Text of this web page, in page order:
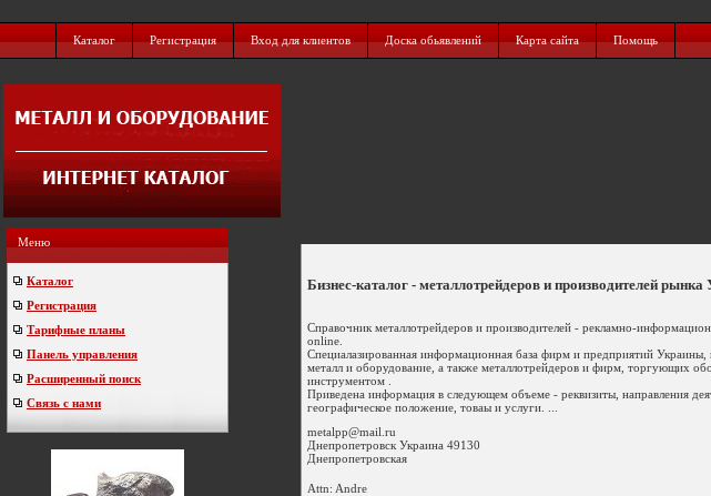
Каталог Регистрация Вход для клиентов Доска обьявлений Карта сайта Помощь
Меню
Каталог
Регистрация
Тарифные планы
Панель управления
Расширенный поиск
Связь с нами
Бизнес-каталог - металлотрейдеров и производителей
Справочник металлотрейдеров и производителей - рекламно-
online.
Специалазированная информационная база фирм и предприятий Украины,
металл и оборудование, а также металлотрейдеров и фирм, торгующих
инструментом .
Приведена информация в следующем объеме - реквизиты, направления
географическое положение, товаы и услуги. ...
metalpp@mail.ru
Днепропетровск Украина 49130
Днепропетровская
Attn: Andre